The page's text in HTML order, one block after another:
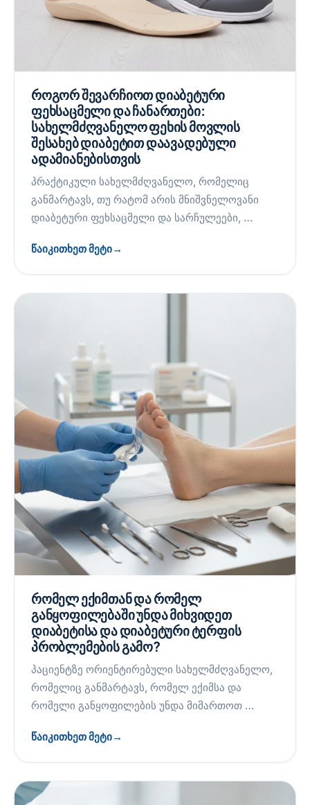
როგორ შევარჩიოთ დიაბეტური
ფეხსაცმელი და ჩანართები:
სახელმძღვანელო ფეხის მოვლის
შესახებ დიაბეტით დაავადებული
ადამიანებისთვის
პრაქტიკული სახელმძღვანელო, რომელიც
განმარტავს, თუ რატომ არის მნიშვნელოვანი
დიაბეტური ფეხსაცმელი და სარჩულეები, …
წაიკითხეთ მეტი
რომელ ექიმთან და რომელ
განყოფილებაში უნდა მიხვიდეთ
დიაბეტისა და დიაბეტური ტერფის
პრობლემების გამო?
პაციენტზე ორიენტირებული სახელმძღვანელო,
რომელიც განმარტავს, რომელ ექიმსა და
რომელი განყოფილების უნდა მიმართოთ …
წაიკითხეთ მეტი